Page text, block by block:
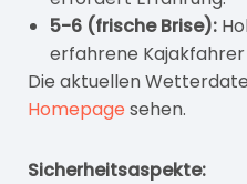
5-6 (frische Brise):
erfahrene
Die aktuellen
Homepage sehen.
Sicherheitsaspekte: